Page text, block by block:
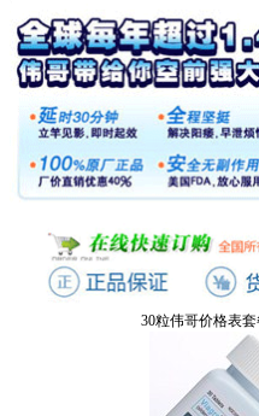
30粒伟哥价格表